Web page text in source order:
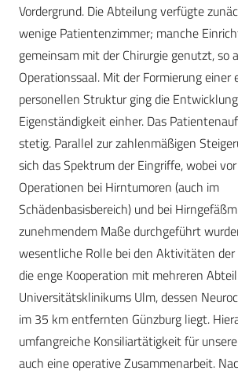
Vordergrund. Die Abteilung verfügte
wenige Patientenzimmer; manche
gemeinsam mit der Chirurgie genutzt, so
Operationssaal. Mit der Formierung einer
personellen Struktur ging die
Eigenständigkeit einher. Das
stetig. Parallel zur zahlenmäßigen
sich das Spektrum der Eingriffe, wobei
Operationen bei Hirntumoren (auch im
Schädenbasisbereich) und bei
zunehmendem Maße durchgeführt
wesentliche Rolle bei den Aktivitäten
die enge Kooperation mit mehreren
Universitätsklinikums Ulm, dessen
im 35 km entfernten Günzburg liegt.
umfangreiche Konsiliartätigkeit für
auch eine operative Zusammenarbeit.